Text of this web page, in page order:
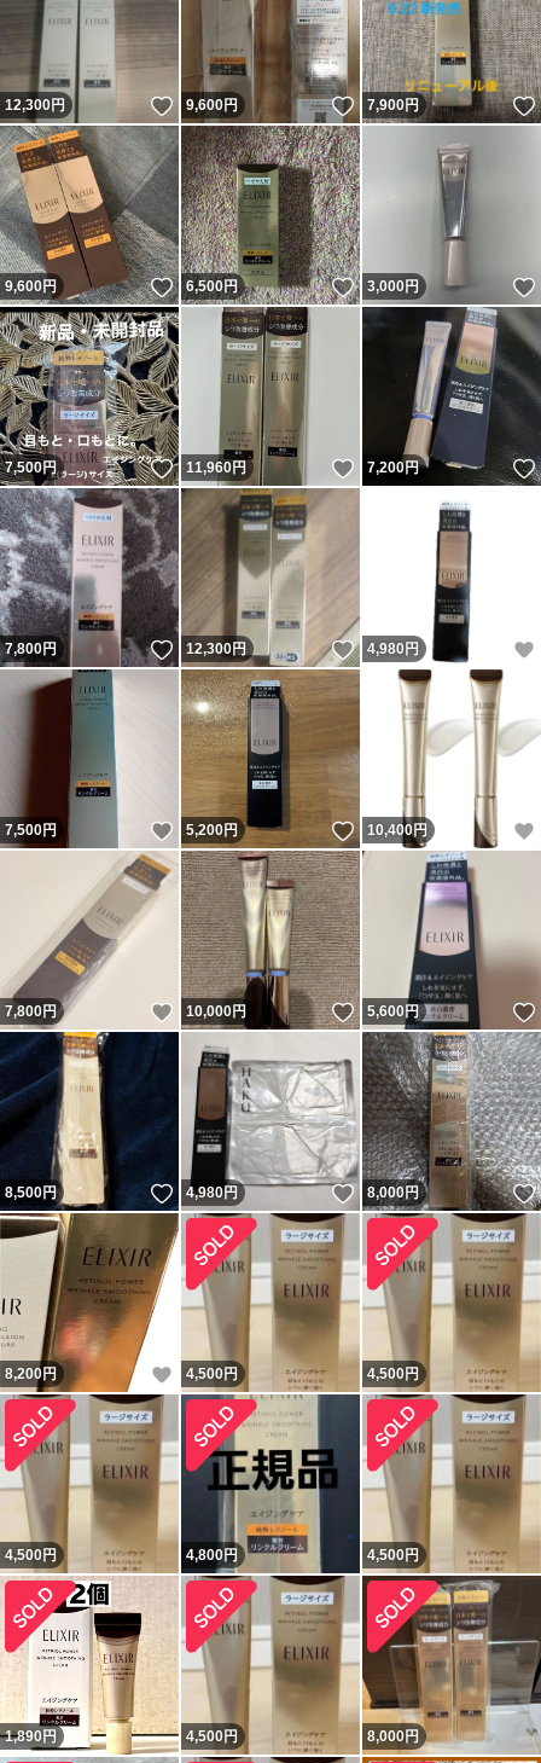
12,300円 いいね！
9,600円 いいね！
7,900円
9,600円 いいね！
6,500円 いいね！
3,000円
7,500円 いいね！
11,960円 いいね！
7,200円
7,800円 いいね！
12,300円 いいね！
4,980 円
7,500円 いいね！
5,200円 いいね！
10,400円
7,800円 いいね！
10,000円 いいね！
5,600円
8,500円 いいね！
4,980円 いいね！
8,000円
8,200円 いいね！
4,500円 4,500円
4,500円 4,800円 4,500円
1,890 円 4,500円 8,000円